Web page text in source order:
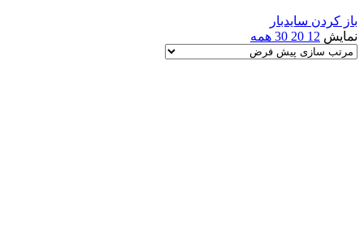
باز کردن سایدبار
نمایش 12
20
30 همه